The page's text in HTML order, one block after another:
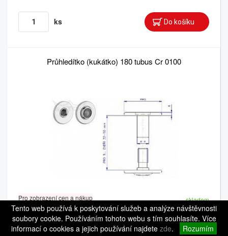
ks
Průhledítko (kukátko) 180 tubus Cr 0100
Pro zobrazení cen a nákup
se prosím přihlaste.
skladem
kód: 002501
Balení: 1 ks
Tento web používá k poskytování služeb a analýze návštěvnosti
soubory cookie. Používáním tohoto webu s tím souhlasíte. Více
informací o cookies a jejich používání najdete zde. Rozumím